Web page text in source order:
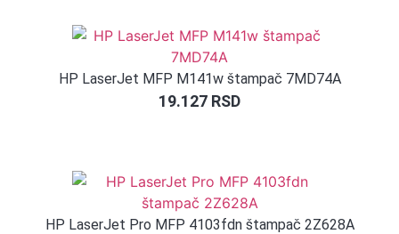
HP LaserJet MFP M141w štampač 7MD74A
19.127 RSD
HP LaserJet Pro MFP 4103fdn štampač 2Z628A